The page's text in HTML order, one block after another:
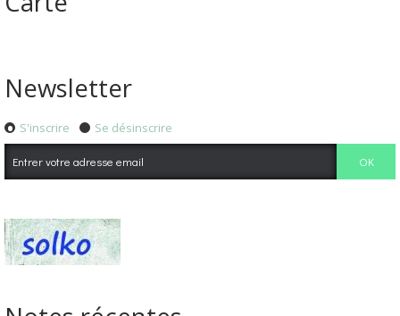
Newsletter
S'inscrire Se désinscrire